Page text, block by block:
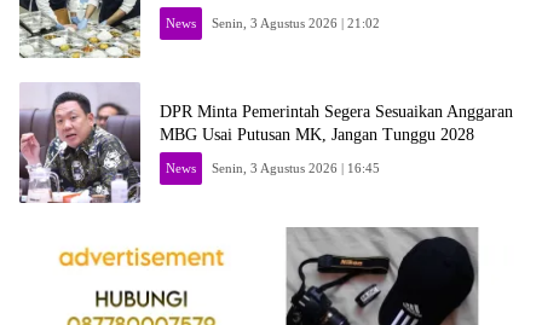
News Senin, 3 Agustus 2026 | 21:02
DPR Minta Pemerintah Segera Sesuaikan Anggaran
MBG Usai Putusan MK, Jangan Tunggu 2028
News Senin, 3 Agustus 2026 | 16:45